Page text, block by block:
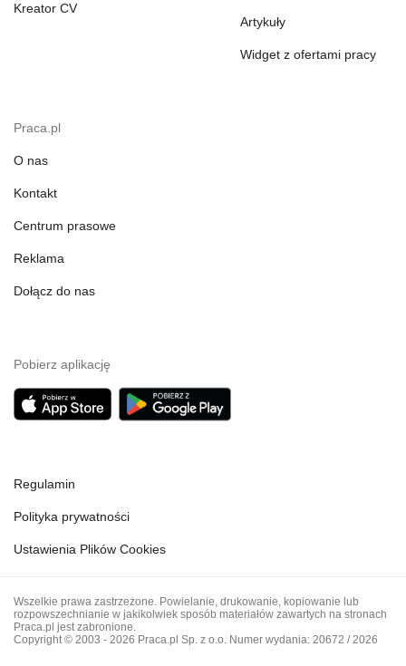
Kreator CV
Artykuły
Widget z ofertami pracy
Praca.pl
O nas
Kontakt
Centrum prasowe
Reklama
Dołącz do nas
Pobierz aplikację
Regulamin
Polityka prywatności
Ustawienia Plików Cookies
Wszelkie prawa zastrzeżone. Powielanie, drukowanie, kopiowanie lub
rozpowszechnianie w jakikolwiek sposób materiałów zawartych na stronach
Praca.pl jest zabronione.
Copyright © 2003 - 2026 Praca.pl Sp. z o.o. Numer wydania: 20672 / 2026